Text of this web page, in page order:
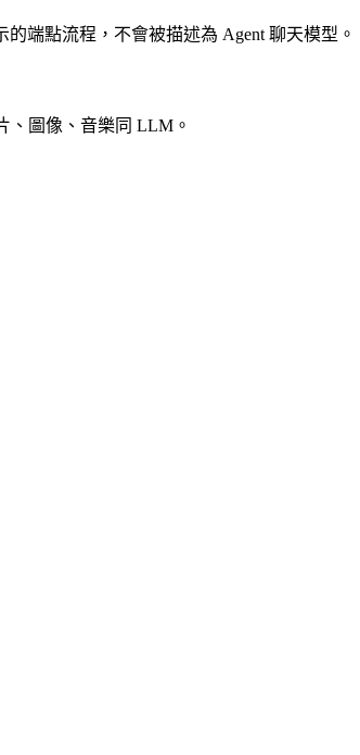
的端點流程，不會被描述為 Agent 聊天模型。
圖像、音樂同 LLM。